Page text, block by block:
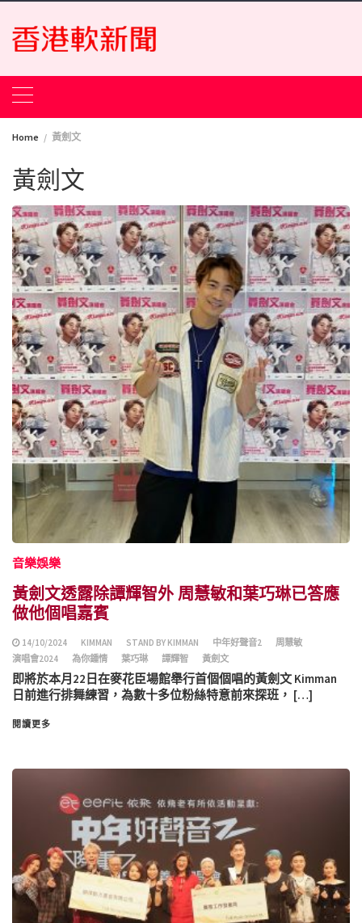
Skip
content
Home 黃劍文
黃劍文
音樂娛樂
黃劍文透露除譚輝智外 周慧敏和葉巧琳已答應
做他個唱嘉賓
14/10/2024 KIMMAN STAND BY KIMMAN 中年好聲音2
周慧敏
演唱會2024
為你鍾情 葉巧琳 譚輝智 黃劍文
即將於本月22日在麥花臣場館舉行首個個唱的黃劍文 Kimman
日前進行排舞練習，為數十多位粉絲特意前來探班， […]
閱讀更多